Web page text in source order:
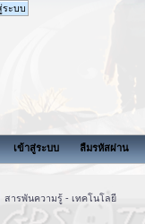
เข้าสู่ระบบ ลืมรหัสผ่าน
สารพันความรู้ - เทคโนโลยี